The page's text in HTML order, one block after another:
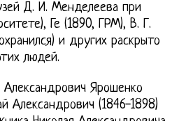
Д. И. Менделеева при
Ге (1890, ГРМ), В. Г.
и других раскрыто
людей.
Александрович Ярошенко
Александрович (1846-1898)